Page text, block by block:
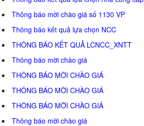
Thông báo mời chào giá số 1130 VP
Thông báo kết quả lựa chọn NCC
THÔNG BÁO KẾT QUẢ LCNCC_XNTT
Thông báo mời chào giá
THÔNG BÁO MỜI CHÀO GIÁ
THÔNG BÁO MỜI CHÀO GIÁ
THÔNG BÁO MỜI CHÀO GIÁ
Thông báo mời chào giá